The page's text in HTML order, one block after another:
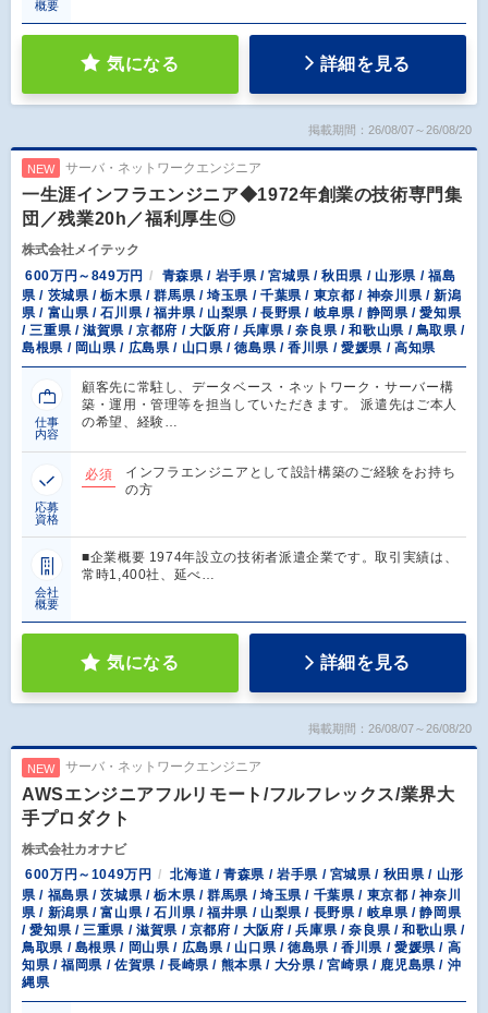
概要
気になる 詳細を見る
掲載期間：26/08/07～26/08/20
NEW サーバ・ネットワークエンジニア
一生涯インフラエンジニア◆1972年創業の技術専門集
団／残業20h／福利厚生◎
株式会社メイテック
600万円～849万円
青森県 / 岩手県 / 宮城県 / 秋田県 / 山形県 / 福島
県 / 茨城県 / 栃木県 / 群馬県 / 埼玉県 / 千葉県 / 東京都 / 神奈川県 / 新潟
県 / 富山県 / 石川県 / 福井県 / 山梨県 / 長野県 / 岐阜県 / 静岡県 / 愛知県
/ 三重県 / 滋賀県 / 京都府 / 大阪府 / 兵庫県 / 奈良県 / 和歌山県 / 鳥取県 /
島根県 / 岡山県 / 広島県 / 山口県 / 徳島県 / 香川県 / 愛媛県 / 高知県
仕事
内容
顧客先に常駐し、データベース・ネットワーク・サーバー構
築・運用・管理等を担当していただきます。 派遣先はご本人
の希望、経験…
応募
資格
必須
インフラエンジニアとして設計構築のご経験をお持ち
の方
会社
概要
■企業概要 1974年設立の技術者派遣企業です。取引実績は、
常時1,400社、延べ…
気になる 詳細を見る
掲載期間：26/08/07～26/08/20
NEW サーバ・ネットワークエンジニア
AWSエンジニアフルリモート/フルフレックス/業界大
手プロダクト
株式会社カオナビ
600万円～1049万円
北海道 / 青森県 / 岩手県 / 宮城県 / 秋田県 / 山形
県 / 福島県 / 茨城県 / 栃木県 / 群馬県 / 埼玉県 / 千葉県 / 東京都 / 神奈川
県 / 新潟県 / 富山県 / 石川県 / 福井県 / 山梨県 / 長野県 / 岐阜県 / 静岡県
/ 愛知県 / 三重県 / 滋賀県 / 京都府 / 大阪府 / 兵庫県 / 奈良県 / 和歌山県 /
鳥取県 / 島根県 / 岡山県 / 広島県 / 山口県 / 徳島県 / 香川県 / 愛媛県 / 高
知県 / 福岡県 / 佐賀県 / 長崎県 / 熊本県 / 大分県 / 宮崎県 / 鹿児島県 / 沖
縄県